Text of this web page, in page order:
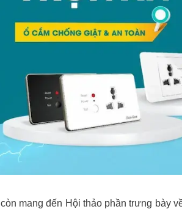
còn mang đến Hội thảo phần trưng bày